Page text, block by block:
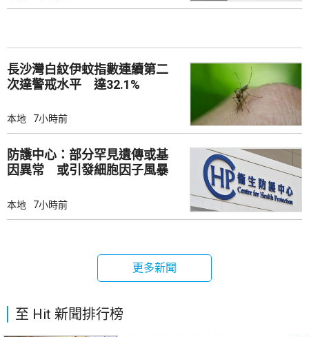
長沙灣白紋伊蚊指數連續第二
次達警戒水平 達32.1%
本地 7小時前
防護中心：部分罕見遺傳或基
因異常 或引發細胞因子風暴
本地 7小時前
更多新聞
至 Hit 新聞排行榜